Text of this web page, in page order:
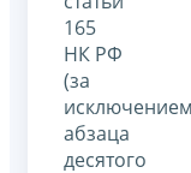
165
НК РФ
(за
исключением
абзаца
десятого